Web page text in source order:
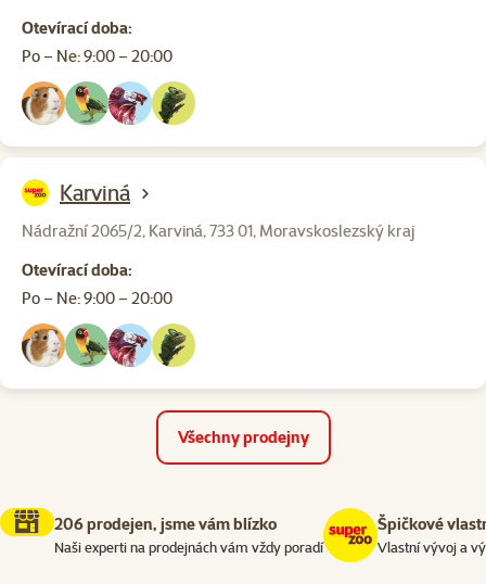
Otevírací doba:
Po – Ne: 9:00 – 20:00
Karviná
Nádražní 2065/2, Karviná, 733 01, Moravskoslezský kraj
Otevírací doba:
Po – Ne: 9:00 – 20:00
Všechny prodejny
206 prodejen, jsme vám blízko
Naši experti na prodejnách vám vždy poradí
Špičkové
Vlastní vývoj a